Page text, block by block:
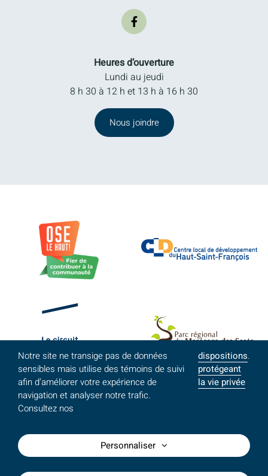
Heures d’ouverture
Lundi au jeudi
8 h 30 à 12 h et 13 h à 16 h 30
Nous joindre
©MRC du Haut-Saint-François - Tous droits réservés /Conception site Web
Notre site ne transige pas de données
sensibles mais utilise des témoins de suivi
afin d’améliorer votre expérience de
navigation et analyser notre trafic.
Consultez nos
dispositions
protégeant
la vie privée
.
Personnaliser